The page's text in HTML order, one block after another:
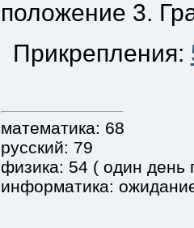
положение 3.
Прикрепления:
математика: 68
русский: 79
физика: 54 ( один день
информатика: